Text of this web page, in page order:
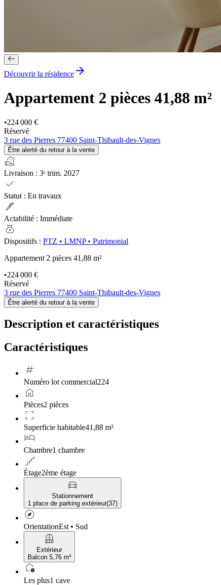
Découvrir la résidence
Appartement 2 pièces 41,88 m²
•224 000 €
Réservé
3 rue des Pierres 77400 Saint-Thibault-des-Vignes
Être alerté du retour à la vente
real_estate_agent
Livraison : 3ᵉ trim. 2027
check
Statut : En travaux
ink_pen
Actabilité : Immédiate
money_bag
Dispositifs : PTZ • LMNP• Patrimonial
Appartement 2 pièces 41,88 m²
•224 000 €
Réservé
3 rue des Pierres 77400 Saint-Thibault-des-Vignes
Être alerté du retour à la vente
Description et caractéristiques
Caractéristiques
tag
Numéro lot commercial224
home
Pièces2 pièces
crop_free
Superficie habitable41,88 m²
hotel
Chambre1 chambre
floor
Étage2ème étage
directions_car
Stationnement
1 place de parking extérieur(37)
explore
OrientationEst • Sud
balcony
Extérieur
Balcon 5,76 m²
add_home
Les plus1 cave